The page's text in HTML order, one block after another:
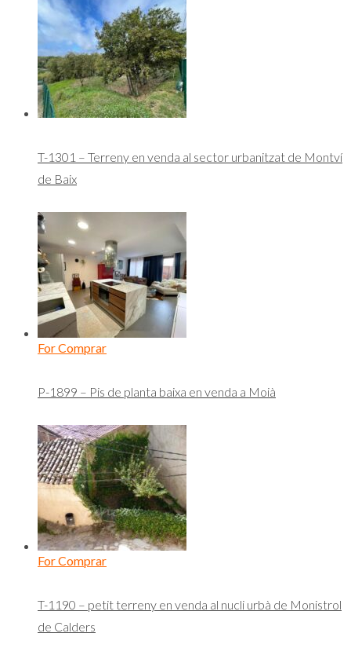
T-1301 – Terreny en venda al sector urbanitzat de Montví
de Baix
For Comprar
P-1899 – Pis de planta baixa en venda a Moià
For Comprar
T-1190 – petit terreny en venda al nucli urbà de Monistrol
de Calders